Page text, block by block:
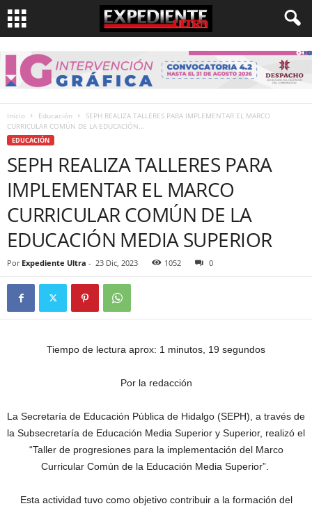
Inicio Educación
SEPH REALIZA TALLERES PARA IMPLEMENTAR EL MARCO
CURRICULAR COMÚN DE LA EDUCACIÓN...
EDUCACIÓN
SEPH REALIZA TALLERES PARA
IMPLEMENTAR EL MARCO
CURRICULAR COMÚN DE LA
EDUCACIÓN MEDIA SUPERIOR
Por Expediente Ultra - 23 Dic, 2023 1052 0
Tiempo de lectura aprox: 1 minutos, 19 segundos
Por la redacción
La Secretaría de Educación Pública de Hidalgo (SEPH), a través de
la Subsecretaría de Educación Media Superior y Superior, realizó el
“Taller de progresiones para la implementación del Marco
Curricular Común de la Educación Media Superior”.
Esta actividad tuvo como objetivo contribuir a la formación del